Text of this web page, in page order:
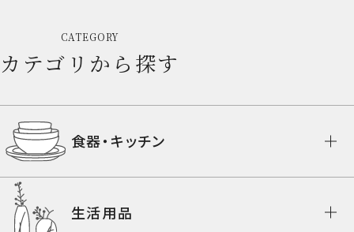
CATEGORY
カテゴリから探す
食器・キッチン
生活用品